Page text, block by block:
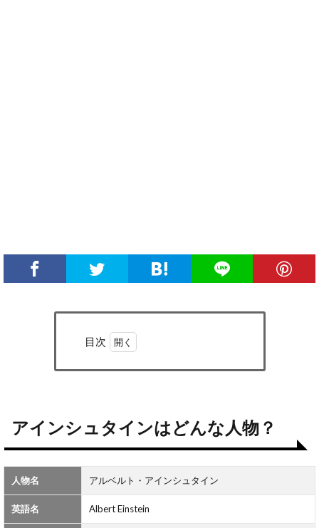
目次
はど
2
ア
イ
アインシュタインはどんな人物？
人物名 アルベルト・アインシュタイン
英語名 Albert Einstein